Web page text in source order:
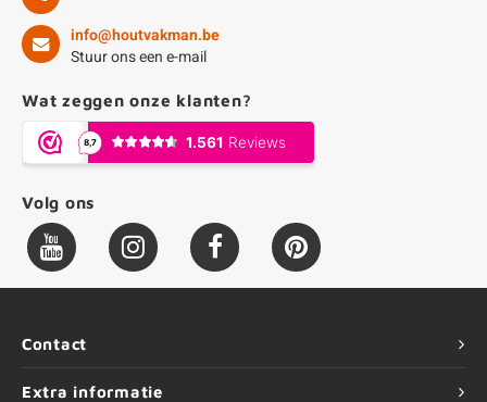
info@houtvakman.be
Stuur ons een e-mail
Wat zeggen onze klanten?
Volg ons
Contact
Extra informatie